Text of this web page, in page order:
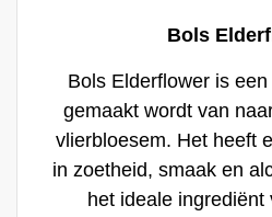
Bols
Bols Elderflower is
gemaakt wordt van
vlierbloesem. Het heeft
in zoetheid, smaak en
het ideale